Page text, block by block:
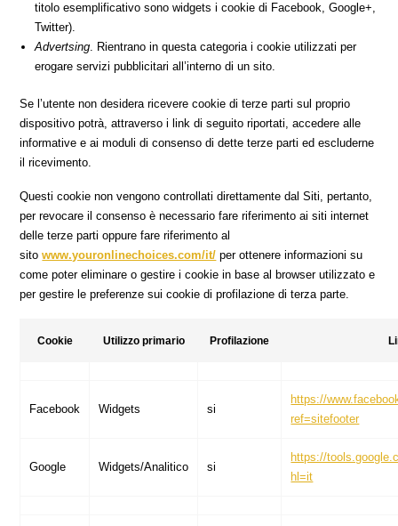
titolo esemplificativo sono widgets i cookie di Facebook, Google+,
Twitter).
Advertsing. Rientrano in questa categoria i cookie utilizzati per
erogare servizi pubblicitari all’interno di un sito.
Se l’utente non desidera ricevere cookie di terze parti sul proprio
dispositivo potrà, attraverso i link di seguito riportati, accedere alle
informative e ai moduli di consenso di dette terze parti ed escluderne
il ricevimento.
Questi cookie non vengono controllati direttamente dal Siti, pertanto,
per revocare il consenso è necessario fare riferimento ai siti internet
delle terze parti oppure fare riferimento al
sitowww.youronlinechoices.com/it/ per ottenere informazioni su
come poter eliminare o gestire i cookie in base al browser utilizzato e
per gestire le preferenze sui cookie di profilazione di terza parte.
Cookie Utilizzo primario Profilazione
Facebook Widgets si
https://
ref=sitefooter
Google Widgets/Analitico si
https://
hl=it